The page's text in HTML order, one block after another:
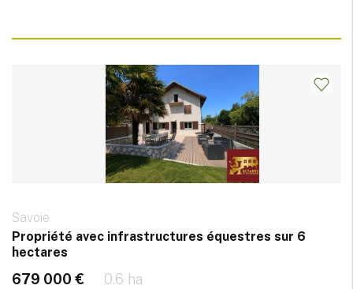
Savoie
Propriété avec infrastructures équestres sur 6
hectares
679 000 € 0.6 ha